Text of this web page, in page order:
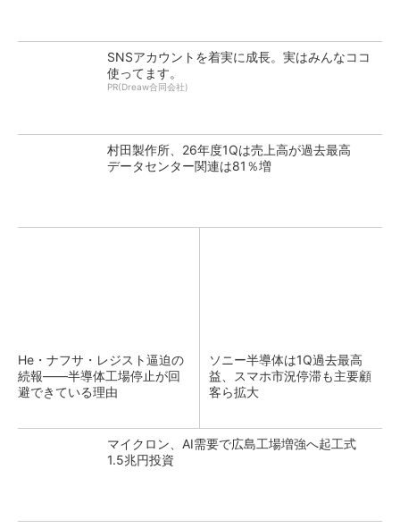
SNSアカウントを着実に成長。実はみんなココ
使ってます。
PR(Dreaw合同会社)
村田製作所、26年度1Qは売上高が過去最高
データセンター関連は81％増
He・ナフサ・レジスト逼迫の
続報――半導体工場停止が回
避できている理由
ソニー半導体は1Q過去最高
益、スマホ市況停滞も主要顧
客ら拡大
マイクロン、AI需要で広島工場増強へ起工式
1.5兆円投資